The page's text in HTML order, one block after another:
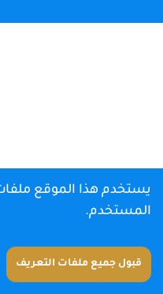
يستخدم هذا الموقع
المستخدم.
قبول جميع ملفات التعريف